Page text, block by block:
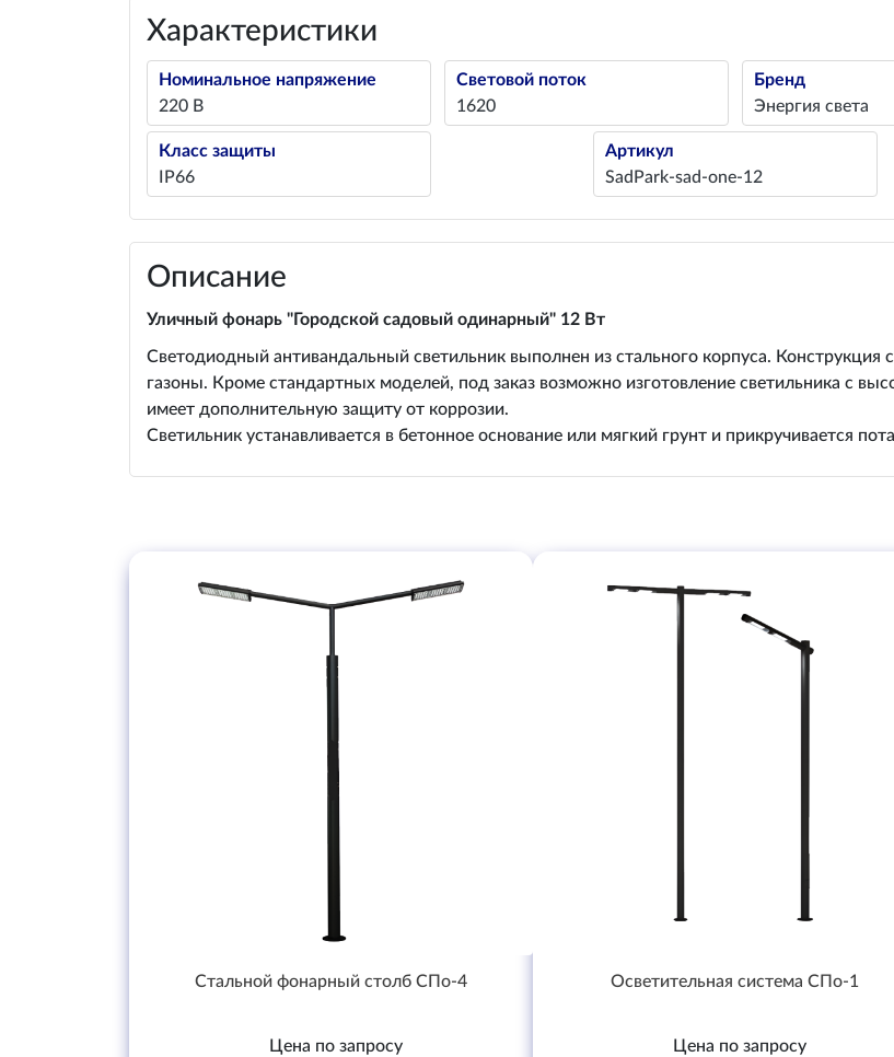
Характеристики
Номинальное напряжение
220 В
Световой поток
1620
Бренд
Энергия света
Класс защиты
IP66
Артикул
SadPark-sad-one-12
Описание
Уличный фонарь "Городской садовый одинарный" 12 Вт
Светодиодный антивандальный светильник выполнен из стального корпуса.
газоны. Кроме стандартных моделей, под заказ возможно изготовление светильника с
имеет дополнительную защиту от коррозии.
Светильник устанавливается в бетонное основание или мягкий грунт и прикручивается
Стальной фонарный столб СПо-4
Цена по запросу
Осветительная система СПо-1
Цена по запросу